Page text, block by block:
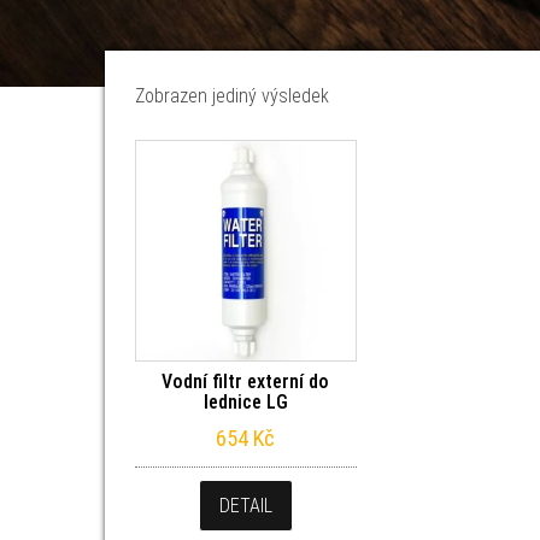
Zobrazen jediný výsledek
Vodní filtr externí do
lednice LG
654 Kč
DETAIL